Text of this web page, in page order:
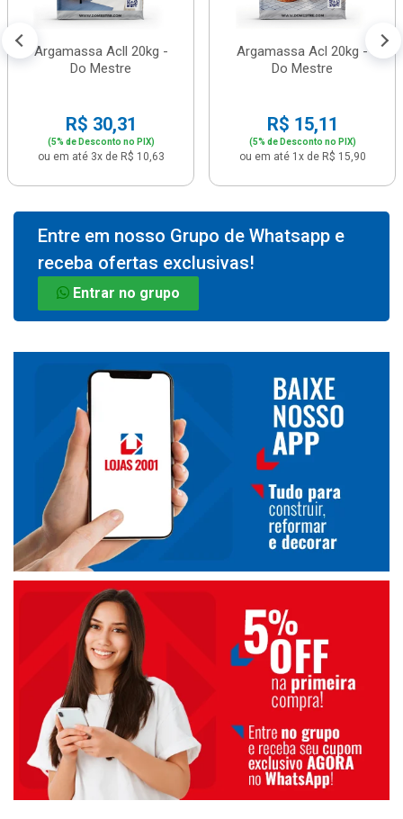
Argamassa Acll 20kg -
Do Mestre
R$ 30,31
(5% de Desconto no PIX)
ou em até 3x de R$ 10,63
Argamassa Acl 20kg -
Do Mestre
R$ 15,11
(5% de Desconto no PIX)
ou em até 1x de R$ 15,90
Entre em nosso Grupo de Whatsapp e
receba ofertas exclusivas!
Entrar no grupo